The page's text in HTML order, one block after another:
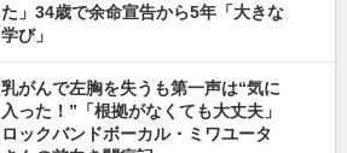
た」34歳で余命宣告から5年「大きな
学び」
乳がんで左胸を失うも第一声は“気に
入った！”「根拠がなくても大丈夫」
ロックバンドボーカル・ミワユータ